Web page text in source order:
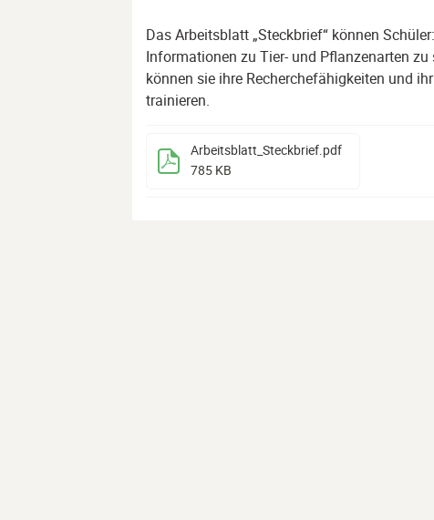
Das Arbeitsblatt „Steckbrief“ können
Informationen zu Tier- und Pflanzenarten zu
können sie ihre Recherchefähigkeiten und
trainieren.
Arbeitsblatt_Steckbrief.pdf
785 KB